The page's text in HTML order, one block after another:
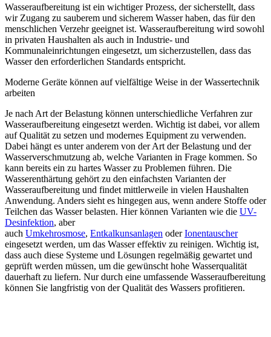
Wasseraufbereitung ist ein wichtiger Prozess, der sicherstellt, dass
wir Zugang zu sauberem und sicherem Wasser haben, das für den
menschlichen Verzehr geeignet ist. Wasseraufbereitung wird sowohl
in privaten Haushalten als auch in Industrie- und
Kommunaleinrichtungen eingesetzt, um sicherzustellen, dass das
Wasser den erforderlichen Standards entspricht.
Moderne Geräte können auf vielfältige Weise in der Wassertechnik
arbeiten
Je nach Art der Belastung können unterschiedliche Verfahren zur
Wasseraufbereitung eingesetzt werden. Wichtig ist dabei, vor allem
auf Qualität zu setzen und modernes Equipment zu verwenden.
Dabei hängt es unter anderem von der Art der Belastung und der
Wasserverschmutzung ab, welche Varianten in Frage kommen. So
kann bereits ein zu hartes Wasser zu Problemen führen. Die
Wasserenthärtung gehört zu den einfachsten Varianten der
Wasseraufbereitung und findet mittlerweile in vielen Haushalten
Anwendung. Anders sieht es hingegen aus, wenn andere Stoffe oder
Teilchen das Wasser belasten. Hier können Varianten wie die UV-
Desinfektion, aber
auch Umkehrosmose, Entkalkunsanlagen oderIonentauscher
eingesetzt werden, um das Wasser effektiv zu reinigen. Wichtig ist,
dass auch diese Systeme und Lösungen regelmäßig gewartet und
geprüft werden müssen, um die gewünscht hohe Wasserqualität
dauerhaft zu liefern. Nur durch eine umfassende Wasseraufbereitung
können Sie langfristig von der Qualität des Wassers profitieren.